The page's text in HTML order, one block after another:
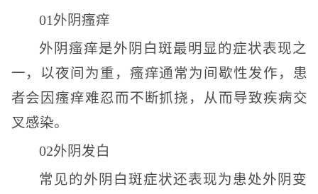
01外阴瘙痒
外阴瘙痒是外阴白斑最明显的症状表现之
一，以夜间为重，瘙痒通常为间歇性发作，患
者会因瘙痒难忍而不断抓挠，从而导致疾病交
叉感染。
02外阴发白
常见的外阴白斑症状还表现为患处外阴变